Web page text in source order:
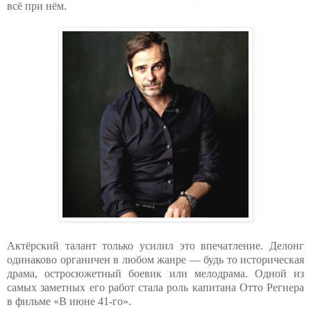
всё при нём.
Актёрский талант только усилил это впечатление. Делонг
одинаково органичен в любом жанре — будь то историческая
драма, остросюжетный боевик или мелодрама. Одной из
самых заметных его работ стала роль капитана Отто Регнера
в фильме «В июне 41-го».